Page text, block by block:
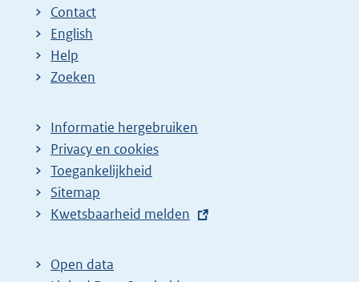
Contact
English
Help
Zoeken
Informatie hergebruiken
Privacy en cookies
Toegankelijkheid
Sitemap
E
t
e
Kwetsbaarheid melden
Open data